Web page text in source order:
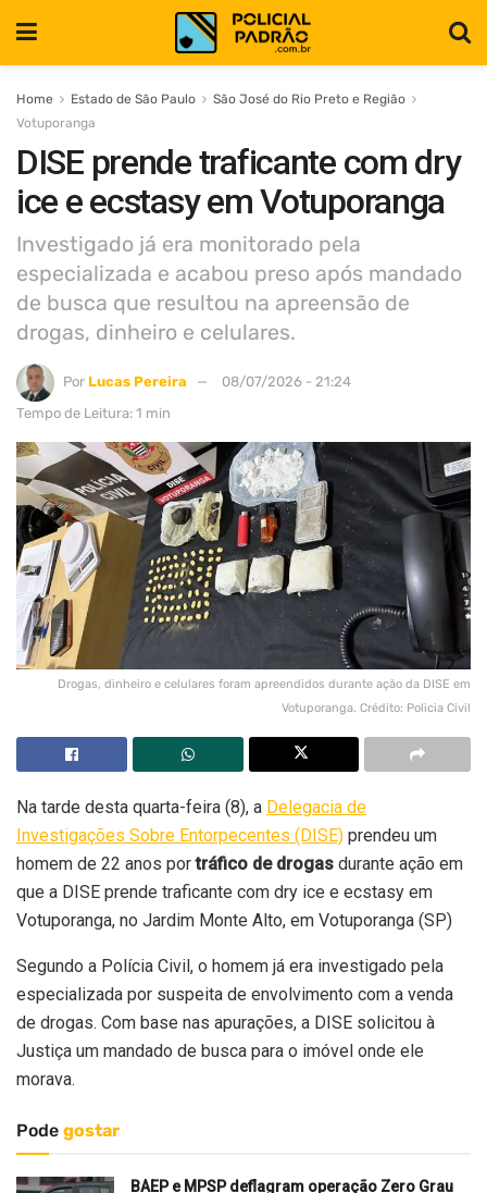
Home Estado de São Paulo
São José do Rio Preto e Região
Votuporanga
DISE prende traficante com dry
ice e ecstasy em Votuporanga
Investigado já era monitorado pela
especializada e acabou preso após mandado
de busca que resultou na apreensão de
drogas, dinheiro e celulares.
Por Lucas Pereira
08/07/2026 - 21:24
Tempo de Leitura: 1 min
Drogas, dinheiro e celulares foram apreendidos durante ação da DISE em
Votuporanga. Crédito: Policia Civil
Na tarde desta quarta-feira (8), a Delegacia de
Investigações Sobre Entorpecentes (DISE) prendeu um
homem de 22 anos portráfico de drogas durante ação em
que a DISE prende traficante com dry ice e ecstasy em
Votuporanga, no Jardim Monte Alto, em Votuporanga (SP)
Segundo a Polícia Civil, o homem já era investigado pela
especializada por suspeita de envolvimento com a venda
de drogas. Com base nas apurações, a DISE solicitou à
Justiça um mandado de busca para o imóvel onde ele
morava.
Pode gostar
BAEP e MPSP deflagram operação Zero Grau